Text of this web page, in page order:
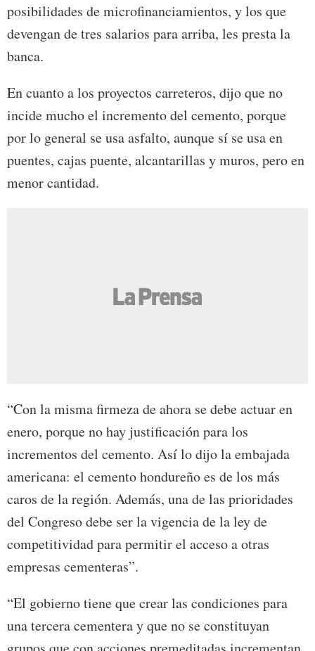
posibilidades de microfinanciamientos, y los que
devengan de tres salarios para arriba, les presta la
banca.
En cuanto a los proyectos carreteros, dijo que no
incide mucho el incremento del cemento, porque
por lo general se usa asfalto, aunque sí se usa en
puentes, cajas puente, alcantarillas y muros, pero en
menor cantidad.
“Con la misma firmeza de ahora se debe actuar en
enero, porque no hay justificación para los
incrementos del cemento. Así lo dijo la embajada
americana: el cemento hondureño es de los más
caros de la región. Además, una de las prioridades
del Congreso debe ser la vigencia de la ley de
competitividad para permitir el acceso a otras
empresas cementeras”.
“El gobierno tiene que crear las condiciones para
una tercera cementera y que no se constituyan